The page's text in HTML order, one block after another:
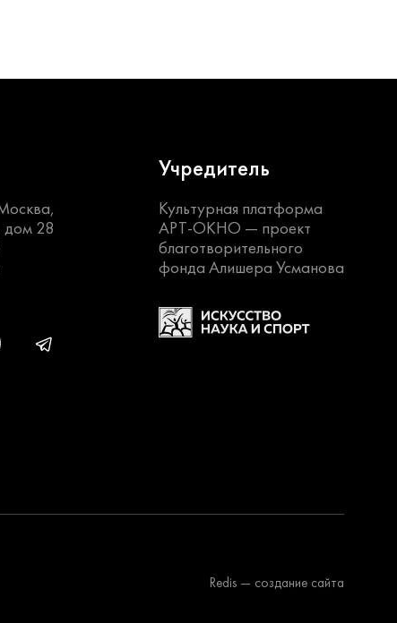
дом 28
Учредитель
Культурная платформа
АРТ-ОКНО — проект
благотворительного
фонда Алишера Усманова
Redis — создание сайта